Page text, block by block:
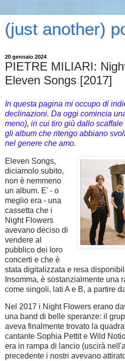
(just another)
20 gennaio 2024
PIETRE MILIARI:
Eleven Songs [2017]
In questa pagina mi occupo di
declinazioni. Da oggi comincia
meno), in cui tiro giù dallo
gli album che ritengo abbiano
nel genere che amo.
Eleven Songs,
diciamolo subito,
non è nemmeno
un album. E' - o
meglio era - una
cassetta che i
Night Flowers
avevano deciso di
vendere al
pubblico dei loro
concerti e che è
stata digitalizzata e resa
Insomma, è sostanzialmente una
come singoli, lati A e B, a partire
Nel 2017 i Night Flowers erano
una band di belle speranze: il
aveva finalmente trovato la
cantante Sophia Pettit e Wild
era in rampa di lancio (uscirà
precedente i nostri avevano